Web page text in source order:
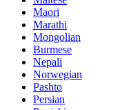
Maori
Marathi
Mongolian
Burmese
Nepali
Norwegian
Pashto
Persian